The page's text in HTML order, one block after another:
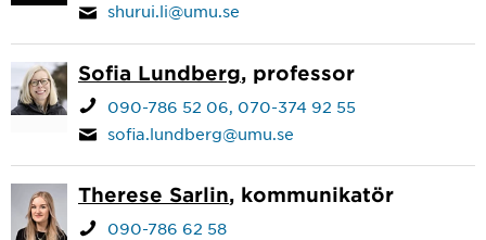
shurui.li@umu.se
Sofia Lundberg, professor
090-786 52 06 070-374 92 55
sofia.lundberg@umu.se
Therese Sarlin, kommunikatör
090-786 62 58